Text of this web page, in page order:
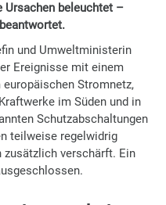
Ursachen beleuchtet –
und Umweltministerin
Ereignisse mit einem
Stromnetz,
im Süden und in
Schutzabschaltungen
teilweise regelwidrig
zusätzlich verschärft. Ein